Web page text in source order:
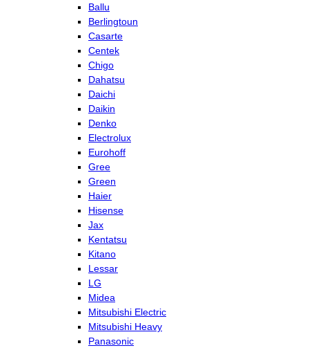
Ballu
Berlingtoun
Casarte
Centek
Chigo
Dahatsu
Daichi
Daikin
Denko
Electrolux
Eurohoff
Gree
Green
Haier
Hisense
Jax
Kentatsu
Kitano
Lessar
LG
Midea
Mitsubishi Electric
Mitsubishi Heavy
Panasonic